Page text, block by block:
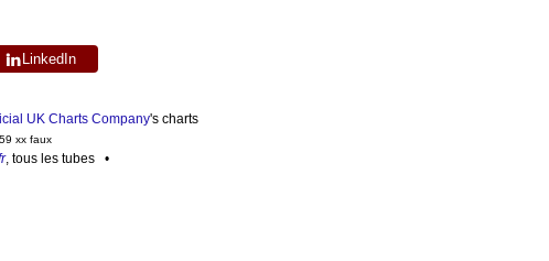
LinkedIn
UK Charts Company's charts
xx faux
, tous les tubes •